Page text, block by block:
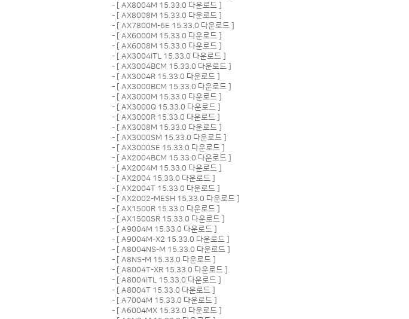
- [ AX8004M 15.33.0 다운로드]
- [ AX8008M 15.33.0 다운로드]
- [ AX7800M-6E 15.33.0 다운로드]
- [ AX6000M 15.33.0 다운로드]
- [ AX6008M 15.33.0 다운로드]
- [ AX3004ITL 15.33.0 다운로드]
- [ AX3004BCM 15.33.0 다운로드]
- [ AX3004R 15.33.0 다운로드]
- [ AX3000BCM 15.33.0 다운로드]
- [ AX3000M 15.33.0 다운로드]
- [ AX3000Q 15.33.0 다운로드]
- [ AX3000R 15.33.0 다운로드]
- [ AX3008M 15.33.0 다운로드]
- [ AX3000SM 15.33.0 다운로드]
- [ AX3000SE 15.33.0 다운로드]
- [ AX2004BCM 15.33.0 다운로드]
- [ AX2004M 15.33.0 다운로드]
- [ AX2004 15.33.0 다운로드]
- [ AX2004T 15.33.0 다운로드]
- [ AX2002-MESH 15.33.0 다운로드]
- [ AX1500R 15.33.0 다운로드]
- [ AX1500SR 15.33.0 다운로드]
- [ A9004M 15.33.0 다운로드]
- [ A9004M-X2 15.33.0 다운로드]
- [ A8004NS-M 15.33.0 다운로드]
- [ A8NS-M 15.33.0 다운로드]
- [ A8004T-XR 15.33.0 다운로드]
- [ A8004ITL 15.33.0 다운로드]
- [ A8004T 15.33.0 다운로드]
- [ A7004M 15.33.0 다운로드]
- [ A6004MX 15.33.0 다운로드]